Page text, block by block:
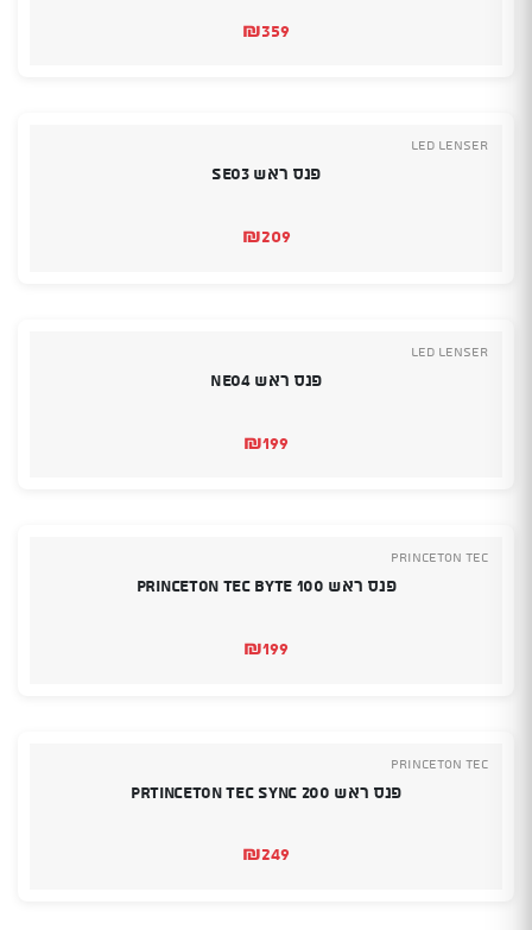
₪359
Led Lenser
פנס ראש SEO3
₪209
Led Lenser
פנס ראש NEO4
₪199
PRINCETON TEC
פנס ראש Princeton Tec Byte 100
₪199
PRINCETON TEC
פנס ראש Prtinceton Tec Sync 200
₪249